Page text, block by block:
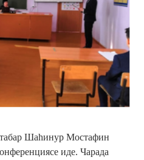
Шаһинур Мостафин
иде. Чарада